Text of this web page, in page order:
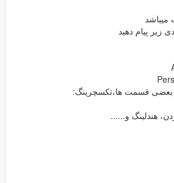
میباشد
زیر پیام دهید
قسمت ها،تکسچرینگ:
هندلینگ و......